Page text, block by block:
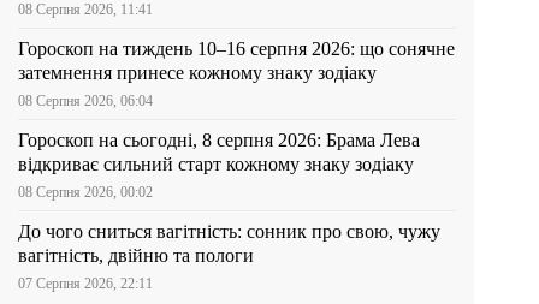
08 Серпня 2026, 11:41
Гороскоп на тиждень 10–16 серпня 2026: що сонячне
затемнення принесе кожному знаку зодіаку
08 Серпня 2026, 06:04
Гороскоп на сьогодні, 8 серпня 2026: Брама Лева
відкриває сильний старт кожному знаку зодіаку
08 Серпня 2026, 00:02
До чого сниться вагітність: сонник про свою, чужу
вагітність, двійню та пологи
07 Серпня 2026, 22:11